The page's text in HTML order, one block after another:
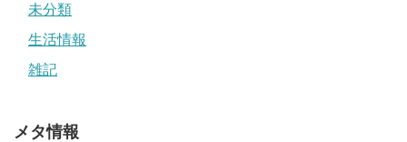
未分類
生活情報
雑記
メタ情報